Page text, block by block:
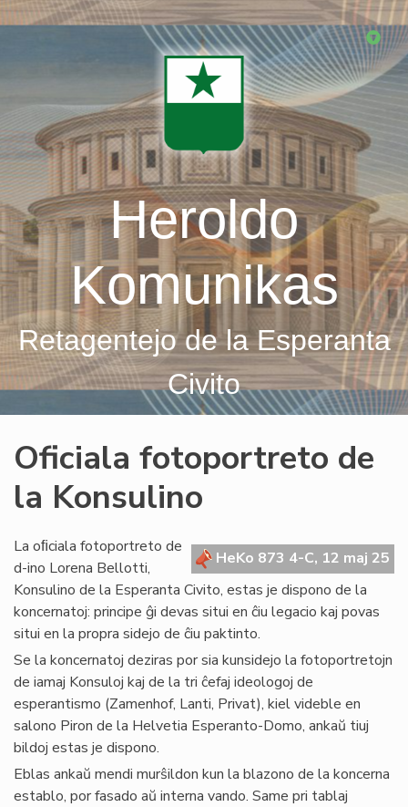
Skip
Heroldo
Komunikas
Retagentejo de la Esperanta
Civito
Oficiala fotoportreto de
la Konsulino
HeKo 873 4-C, 12 maj 25
La oﬁciala fotoportreto de
d-ino Lorena Bellotti,
Konsulino de la Esperanta Civito, estas je dispono de la
koncernatoj: principe ĝi devas situi en ĉiu legacio kaj povas
situi en la propra sidejo de ĉiu paktinto.
Se la koncernatoj deziras por sia kunsidejo la fotoportretojn
de iamaj Konsuloj kaj de la tri ĉefaj ideologoj de
esperantismo (Zamenhof, Lanti, Privat), kiel videble en
salono Piron de la Helvetia Esperanto-Domo, ankaŭ tiuj
bildoj estas je dispono.
Eblas ankaŭ mendi murŝildon kun la blazono de la koncerna
establo, por fasado aŭ interna vando. Same pri tablaj